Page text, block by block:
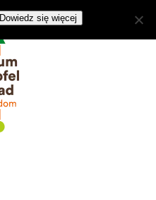
Dowiedz się więcej